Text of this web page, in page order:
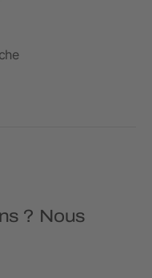
? Nous